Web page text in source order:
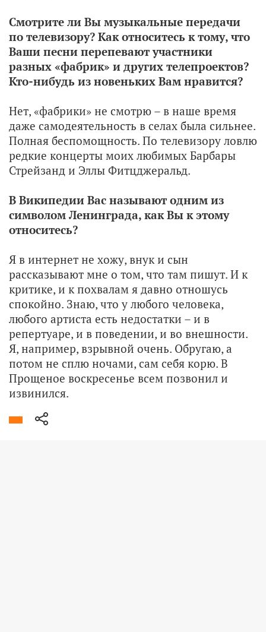
Смотрите ли Вы музыкальные передачи
по телевизору? Как относитесь к тому, что
Ваши песни перепевают участники
разных «фабрик» и других телепроектов?
Кто-нибудь из новеньких Вам нравится?
Нет, «фабрики» не смотрю – в наше время
даже самодеятельность в селах была сильнее.
Полная беспомощность. По телевизору ловлю
редкие концерты моих любимых Барбары
Стрейзанд и Эллы Фитцджеральд.
В Википедии Вас называют одним из
символом Ленинграда, как Вы к этому
относитесь?
Я в интернет не хожу, внук и сын
рассказывают мне о том, что там пишут. И к
критике, и к похвалам я давно отношусь
спокойно. Знаю, что у любого человека,
любого артиста есть недостатки – и в
репертуаре, и в поведении, и во внешности.
Я, например, взрывной очень. Обругаю, а
потом не сплю ночами, сам себя корю. В
Прощеное воскресенье всем позвонил и
извинился.